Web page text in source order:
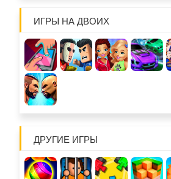
ИГРЫ НА ДВОИХ
ДРУГИЕ ИГРЫ